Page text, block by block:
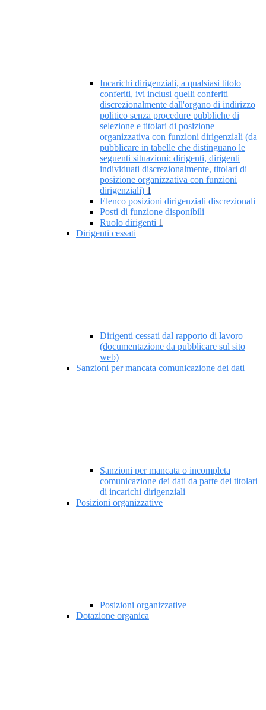
Incarichi dirigenziali, a qualsiasi titolo
conferiti, ivi inclusi quelli conferiti
discrezionalmente dall'organo di indirizzo
politico senza procedure pubbliche di
selezione e titolari di posizione
organizzativa con funzioni dirigenziali (da
pubblicare in tabelle che distinguano le
seguenti situazioni: dirigenti, dirigenti
individuati discrezionalmente, titolari di
posizione organizzativa con funzioni
dirigenziali) 1
Elenco posizioni dirigenziali discrezionali
Posti di funzione disponibili
Ruolo dirigenti 1
Dirigenti cessati
Dirigenti cessati dal rapporto di lavoro
(documentazione da pubblicare sul sito
web)
Sanzioni per mancata comunicazione dei dati
Sanzioni per mancata o incompleta
comunicazione dei dati da parte dei titolari
di incarichi dirigenziali
Posizioni organizzative
Posizioni organizzative
Dotazione organica